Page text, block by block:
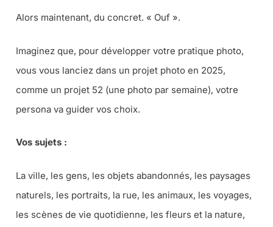
Alors maintenant, du concret. « Ouf ».
Imaginez que, pour développer votre pratique photo,
vous vous lanciez dans un projet photo en 2025,
comme un projet 52 (une photo par semaine), votre
persona va guider vos choix.
Vos sujets :
La ville, les gens, les objets abandonnés, les paysages
naturels, les portraits, la rue, les animaux, les voyages,
les scènes de vie quotidienne, les fleurs et la nature,